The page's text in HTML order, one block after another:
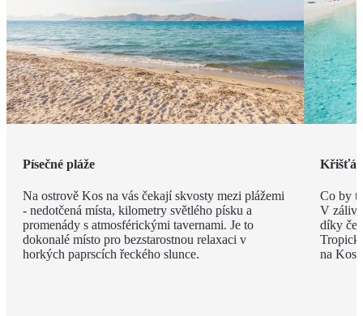
Písečné pláže
Na ostrově Kos na vás čekají skvosty mezi plážemi
- nedotčená místa, kilometry světlého písku a
promenády s atmosférickými tavernami. Je to
dokonalé místo pro bezstarostnou relaxaci v
horkých paprscích řeckého slunce.
Co by
V
díky
na